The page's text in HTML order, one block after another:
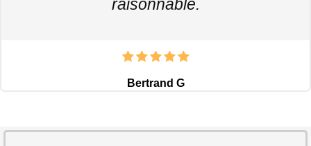
raisonnable.
Bertrand G